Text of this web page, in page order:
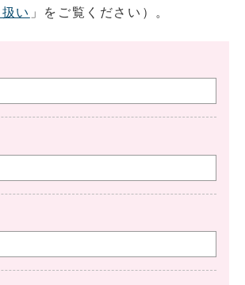
い 」をご覧ください）。